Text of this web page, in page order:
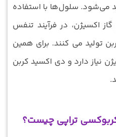
می‌شود. سلول‌ها با استفاده
اکسیژن، در فرآیند تنفس
تولید می‌ کنند. برای همین
نیاز دارد و دی اکسید کربن
کربوکسی تراپی چیست؟